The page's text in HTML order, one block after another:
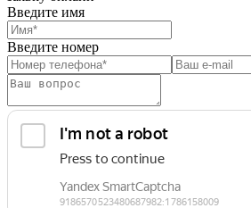
Введите имя
Введите номер